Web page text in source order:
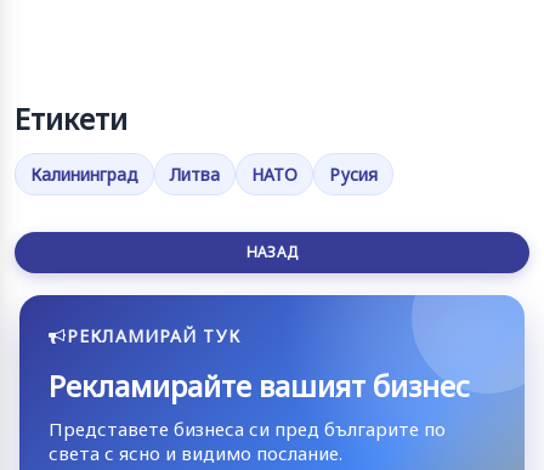
Етикети
Калининград Литва НАТО Русия
НАЗАД
РЕКЛАМИРАЙ ТУК
Рекламирайте вашият бизнес
Представете бизнеса си пред българите по
света с ясно и видимо послание.